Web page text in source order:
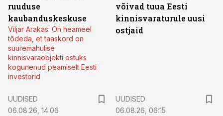
ruuduse
kaubanduskeskuse
Viljar Arakas: On heameel
tõdeda, et taaskord on
suuremahulise
kinnisvaraobjekti ostuks
kogunenud peamiselt Eesti
investorid
võivad tuua Eesti
kinnisvaraturule uusi
ostjaid
UUDISED
06.08.26, 14:06
UUDISED
06.08.26, 06:15